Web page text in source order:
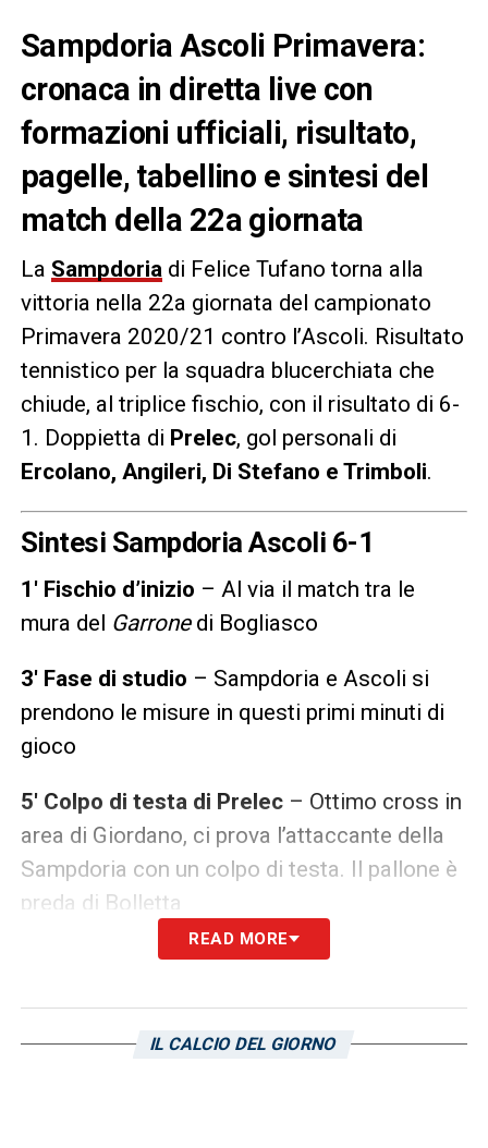
Sampdoria Ascoli Primavera:
cronaca in diretta live con
formazioni ufficiali, risultato,
pagelle, tabellino e sintesi del
match della 22a giornata
La Sampdoriadi Felice Tufano torna alla
vittoria nella 22a giornata del campionato
Primavera 2020/21 contro l’Ascoli. Risultato
tennistico per la squadra blucerchiata che
chiude, al triplice fischio, con il risultato di 6-
1. Doppietta di Prelec, gol personali di
Ercolano, Angileri, Di Stefano e Trimboli.
Sintesi Sampdoria Ascoli 6-1
1′ Fischio d’inizio – Al via il match tra le
mura del Garrone di Bogliasco
3′ Fase di studio – Sampdoria e Ascoli si
prendono le misure in questi primi minuti di
gioco
5′ Colpo di testa di Prelec– Ottimo cross in
area di Giordano, ci prova l’attaccante della
Sampdoria con un colpo di testa. Il pallone è
preda di Bolletta
9′ Gol di Angileri– Sugli sviluppi di un calcio
READ MORE
IL CALCIO DEL GIORNO